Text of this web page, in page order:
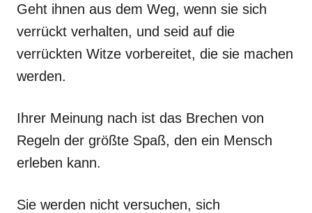
Geht ihnen aus dem Weg, wenn sie sich
verrückt verhalten, und seid auf die
verrückten Witze vorbereitet, die sie machen
werden.
Ihrer Meinung nach ist das Brechen von
Regeln der größte Spaß, den ein Mensch
erleben kann.
Sie werden nicht versuchen, sich